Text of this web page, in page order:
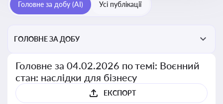
Головне за добу (AI) Усі публікації
ГОЛОВНЕ ЗА ДОБУ
Головне за 04.02.2026 по темі: Воєнний
стан: наслідки для бізнесу
ЕКСПОРТ